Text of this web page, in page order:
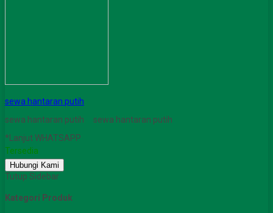
sewa hantaran putih
sewa hantaran putih sewa hantaran putih
*Lanjut WHATSAPP
Tersedia
Hubungi Kami
Tutup Sidebar
Kategori Produk